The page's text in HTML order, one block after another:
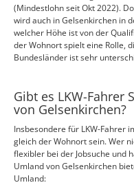
(Mindestlohn seit Okt 2022).
wird auch in Gelsenkirchen in
welcher Höhe ist von der
der Wohnort spielt eine Rolle,
Bundesländer ist sehr
Gibt es LKW-Fahrer
von Gelsenkirchen?
Insbesondere für LKW-Fahrer
gleich der Wohnort sein. Wer
flexibler bei der Jobsuche und
Umland von Gelsenkirchen
Umland: